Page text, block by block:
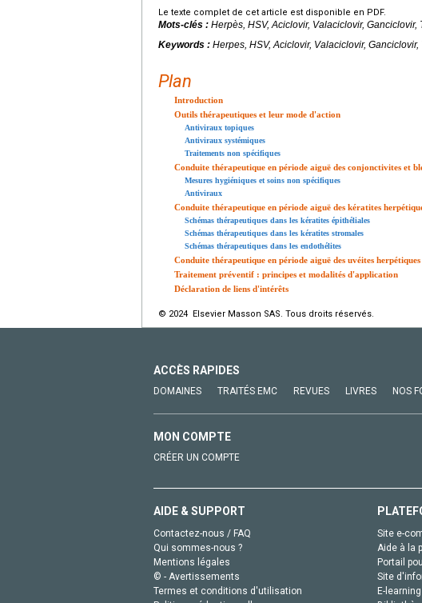
Le texte complet de cet article est disponible en PDF.
Mots-clés : Herpès, HSV, Aciclovir, Valaciclovir,
Keywords : Herpes, HSV, Aciclovir, Valaciclovir,
Plan
Introduction
Outils thérapeutiques et leur mode d'action
Antiviraux topiques
Antiviraux systémiques
Traitements non spécifiques
Conduite thérapeutique en période aiguë des conjonctivites et
Mesures hygiéniques et soins non spécifiques
Antiviraux
Conduite thérapeutique en période aiguë des kératites
Schémas thérapeutiques dans les kératites épithéliales
Schémas thérapeutiques dans les kératites stromales
Schémas thérapeutiques dans les endothélites
Conduite thérapeutique en période aiguë des uvéites herpétiques
Traitement préventif : principes et modalités d'application
Déclaration de liens d'intérêts
© 2024 Elsevier Masson SAS. Tous droits réservés.
ACCÈS RAPIDES
DOMAINES TRAITÉS EMC REVUES LIVRES NOS
MON COMPTE
CRÉER UN COMPTE
AIDE & SUPPORT
Contactez-nous / FAQ
Qui sommes-nous ?
Mentions légales
© - Avertissements
Termes et conditions d'utilisation
Site e-
Aide à la
Portail
Site
E-